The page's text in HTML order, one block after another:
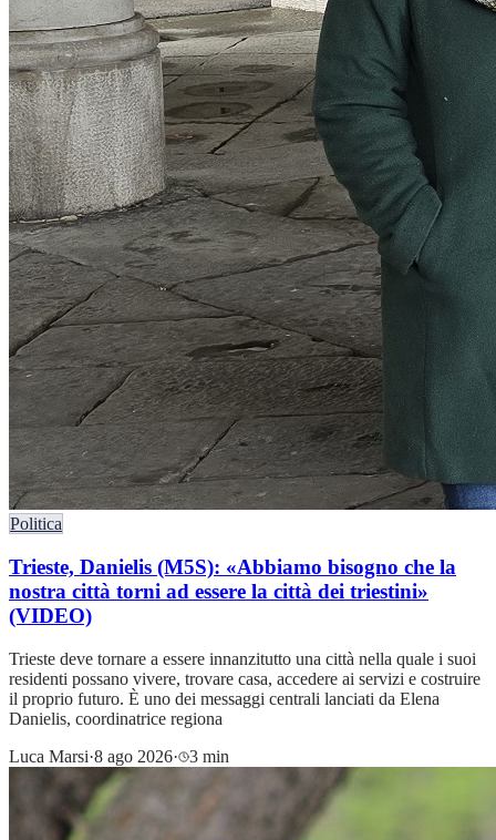
Politica
Trieste, Danielis (M5S): «Abbiamo bisogno che la
nostra città torni ad essere la città dei triestini»
(VIDEO)
Trieste deve tornare a essere innanzitutto una città nella quale i suoi
residenti possano vivere, trovare casa, accedere ai servizi e costruire
il proprio futuro. È uno dei messaggi centrali lanciati da Elena
Danielis, coordinatrice regiona
Luca Marsi·8 ago 2026· 3 min